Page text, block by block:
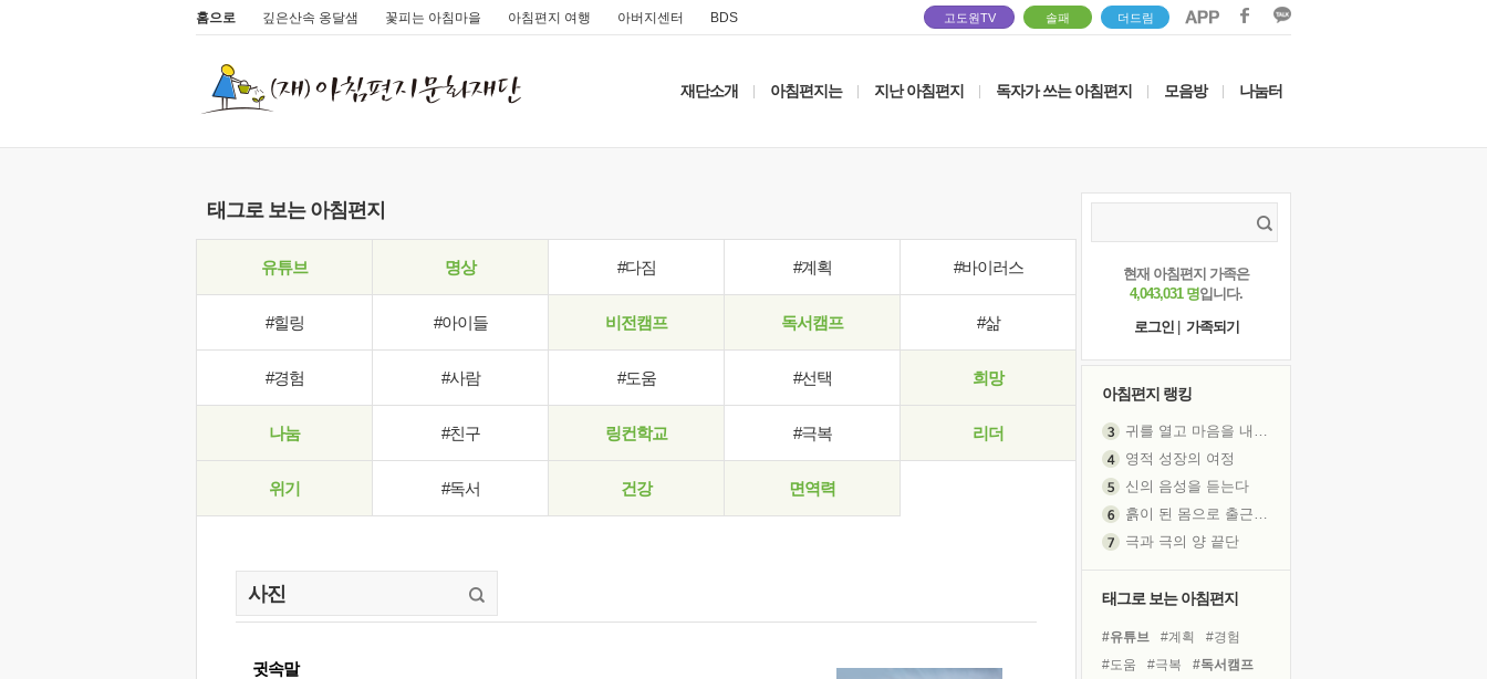
홈으로 깊은산속 옹달샘 꽃피는 아침마을 아침편지 여행 아버지센터 BDS 고도원TV 솔패 더드림
재단소개 아침편지는 지난 아침편지 독자가 쓰는 아침편지 모음방 나눔터
태그로 보는 아침편지
유튜브 명상 #다짐 #계획 #바이러스
#힐링 #아이들 비전캠프 독서캠프 #삶
#경험 #사람 #도움 #선택 희망
나눔 #친구 링컨학교 #극복 리더
위기 #독서 건강 면역력
귓속말
현재 아침편지 가족은
4,043,031 명입니다.
로그인
가족되기
아침편지 랭킹
귀를 열고 마음을 내어주고
영적 성장의 여정
신의 음성을 듣는다
흙이 된 몸으로 출근하는 여자
극과 극의 양 끝단
태그로 보는 아침편지
#유튜브 #계획
#경험
#도움
#극복
#독서캠프